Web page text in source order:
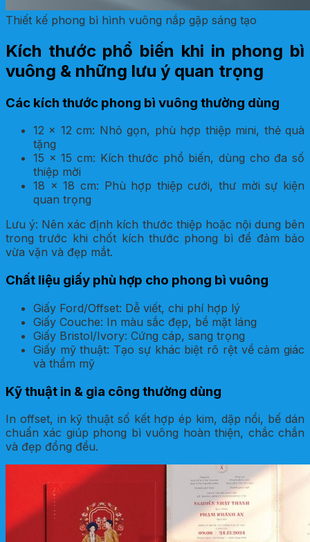
Thiết kế phong bì hình vuông nắp gập sáng tạo
Kích thước phổ biến khi in phong bì
vuông & những lưu ý quan trọng
Các kích thước phong bì vuông thường dùng
12 x 12 cm: Nhỏ gọn, phù hợp thiệp mini, thẻ quà
tặng
15 x 15 cm: Kích thước phổ biến, dùng cho đa số
thiệp mời
18 x 18 cm: Phù hợp thiệp cưới, thư mời sự kiện
quan trọng
Lưu ý: Nên xác định kích thước thiệp hoặc nội dung bên
trong trước khi chốt kích thước phong bì để đảm bảo
vừa vặn và đẹp mắt.
Chất liệu giấy phù hợp cho phong bì vuông
Giấy Ford/Offset: Dễ viết, chi phí hợp lý
Giấy Couche: In màu sắc đẹp, bề mặt láng
Giấy Bristol/Ivory: Cứng cáp, sang trọng
Giấy mỹ thuật: Tạo sự khác biệt rõ rệt về cảm giác
và thẩm mỹ
Kỹ thuật in & gia công thường dùng
In offset, in kỹ thuật số kết hợp ép kim, dập nổi, bế dán
chuẩn xác giúp phong bì vuông hoàn thiện, chắc chắn
và đẹp đồng đều.